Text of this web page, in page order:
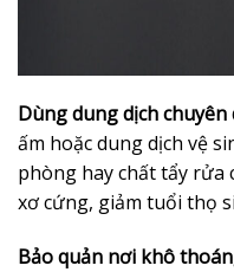
Dùng dung dịch chuyên
ấm hoặc dung dịch vệ
phòng hay chất tẩy rửa
xơ cứng, giảm tuổi thọ
Bảo quản nơi khô